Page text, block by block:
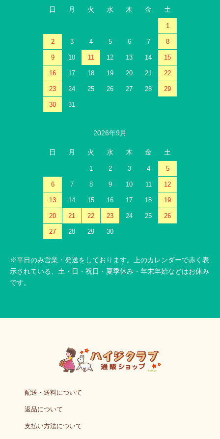
日 月 火 水 木 金 土
1
2 3 4 5 6 7 8
9 10 11 12 13 14 15
16 17 18 19 20 21 22
23 24 25 26 27 28 29
30 31
2026年9月
日 月 火 水 木 金 土
1 2 3 4 5
6 7 8 9 10 11 12
13 14 15 16 17 18 19
20 21 22 23 24 25 26
27 28 29 30
※平日のみ営業・発送をしております。上のカレンダーで赤く表
示されている、土・日・祝日・夏季休み・年末年始などはお休み
です。
配送・送料について
返品について
支払い方法について